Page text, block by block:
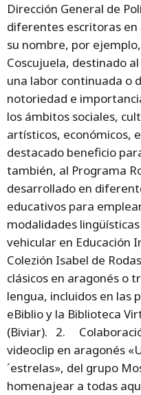
Dirección General de
diferentes escritoras
su nombre, por
Coscujuela, destinado
una labor continuada o
notoriedad e
los ámbitos sociales,
artísticos, económicos,
destacado beneficio
también, al Programa
desarrollado en
educativos para
modalidades
vehicular en Educación
Colezión Isabel de
clásicos en aragonés o
lengua, incluidos en las
eBiblio y la Biblioteca
(Biviar). 2.
videoclip en aragonés
´estrelas», del grupo
homenajear a todas